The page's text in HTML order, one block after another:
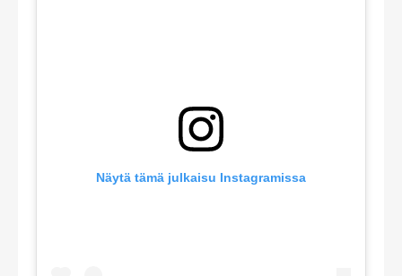
Näytä tämä julkaisu Instagramissa